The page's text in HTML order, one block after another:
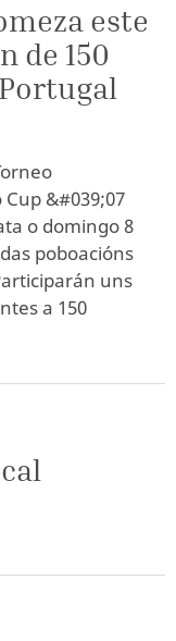
este
de 150
&#039;07
o domingo 8
poboacións
uns
a 150